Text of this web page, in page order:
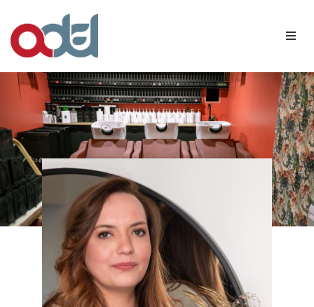
Nos membres
Agenda